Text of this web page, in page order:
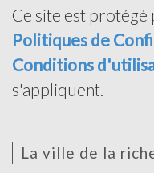
Ce site est protégé
Politiques de
Conditions
s'appliquent.
la ville de la